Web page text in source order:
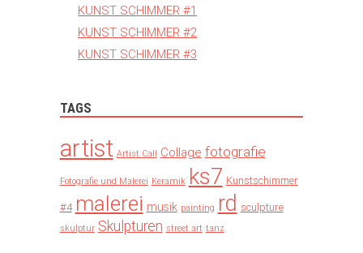
KUNST SCHIMMER #1
KUNST SCHIMMER #2
KUNST SCHIMMER #3
TAGS
artist Artist Call Collage fotografie
Fotografie und Malerei Keramik ks7 Kunstschimmer
#4 malerei musik painting rd sculpture
skulptur Skulpturen street art tanz